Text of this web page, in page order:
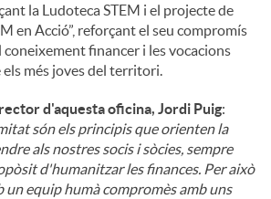
la Ludoteca STEM i el projecte de
en Acció”, reforçant el seu compromís
financer i les vocacions
més joves del territori.
d'aquesta oficina, Jordi Puig:
són els principis que orienten la
als nostres socis i sòcies, sempre
d'humanitzar les finances. Per això
un equip humà compromès amb uns